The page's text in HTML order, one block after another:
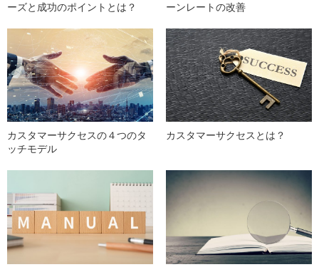
ーズと成功のポイントとは？
ーンレートの改善
カスタマーサクセスの４つのタ
ッチモデル
カスタマーサクセスとは？